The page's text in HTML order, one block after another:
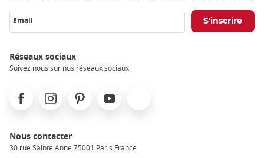
Email
Réseaux sociaux
Suivez nous sur nos réseaux sociaux
FacebookInstagramPinterest Youtube
Nous contacter
30 rue Sainte Anne 75001 Paris France